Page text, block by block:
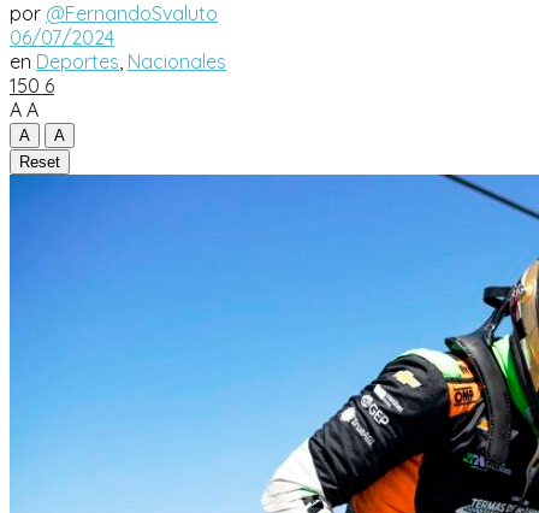
por @FernandoSvaluto
06/07/2024
en Deportes, Nacionales
150 6
A A
A
A
Reset